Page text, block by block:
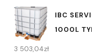
IBC
1000L
3 503,04zł